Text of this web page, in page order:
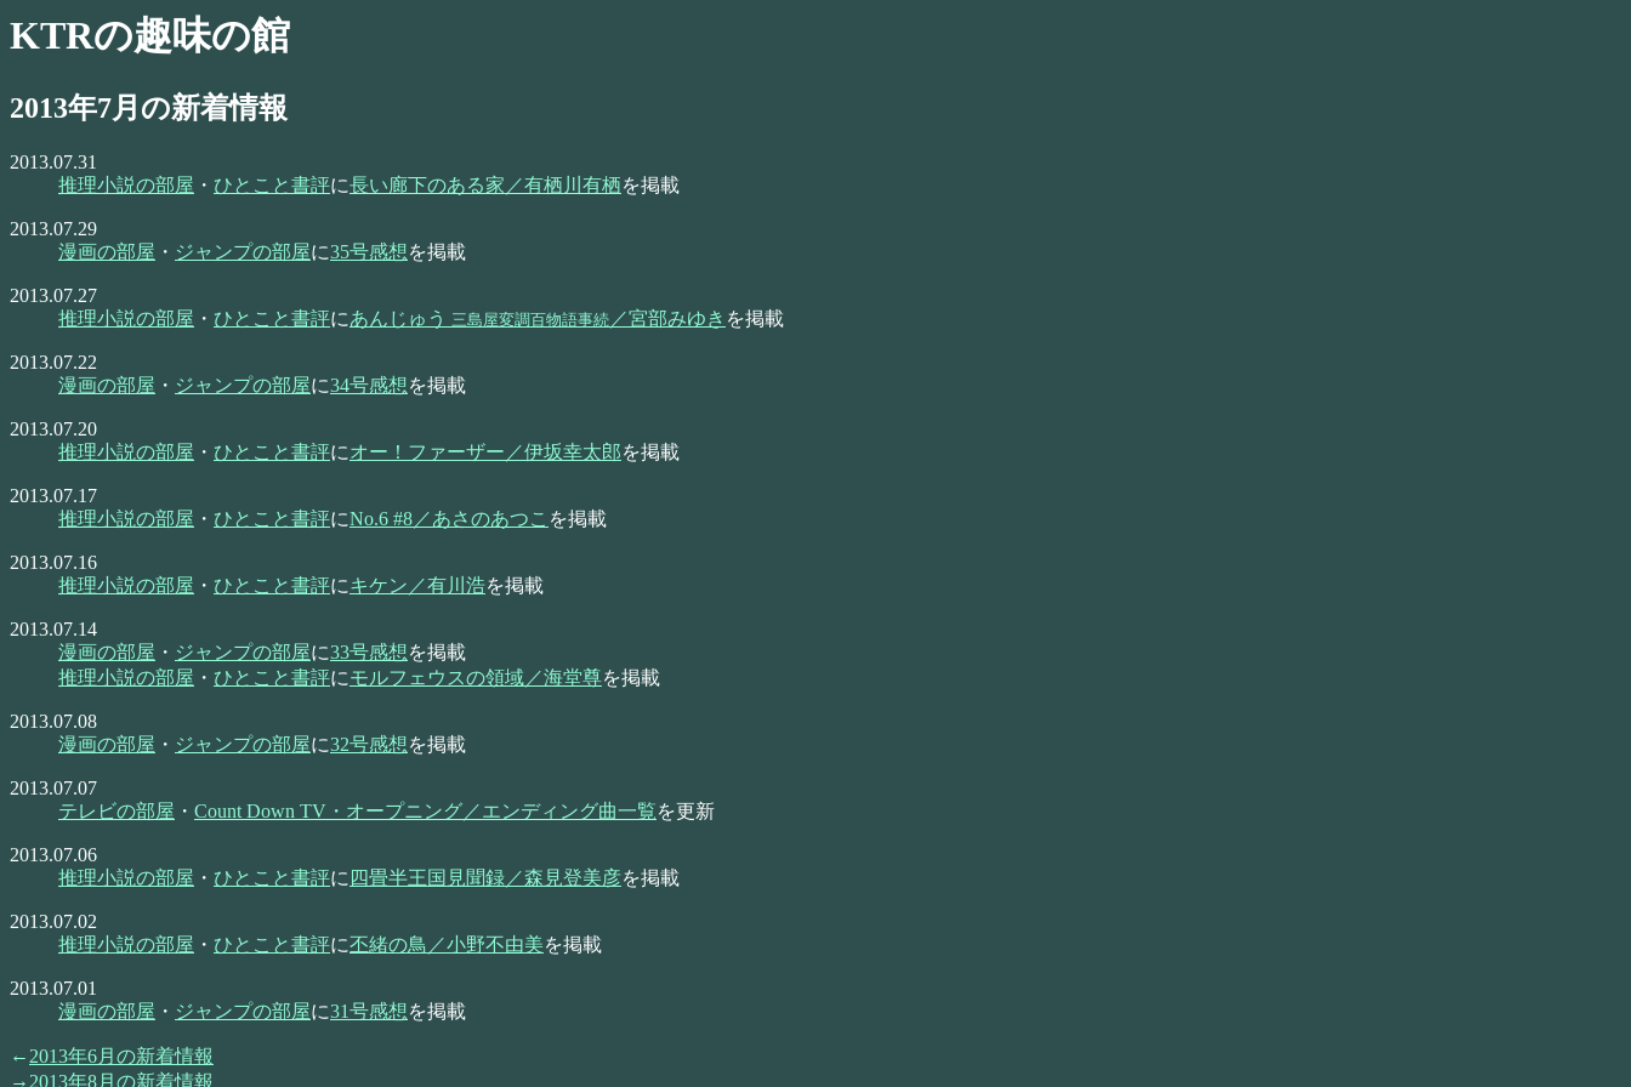
KTRの趣味の館
2013年7月の新着情報
2013.07.31
推理小説の部屋 ・ ひとこと書評に長い廊下のある家／有栖川有栖を掲載
2013.07.29
漫画の部屋 ・ ジャンプの部屋に35号感想を掲載
2013.07.27
推理小説の部屋 ・ ひとこと書評にあんじゅう 三島屋変調百物語事続 ／宮部みゆき を掲載
2013.07.22
漫画の部屋 ・ ジャンプの部屋に34号感想を掲載
2013.07.20
推理小説の部屋 ・ ひとこと書評にオー！ファーザー／伊坂幸太郎を掲載
2013.07.17
推理小説の部屋 ・ ひとこと書評にNo.6 #8／あさのあつこ を掲載
2013.07.16
推理小説の部屋 ・ ひとこと書評にキケン／有川浩を掲載
2013.07.14
漫画の部屋 ・ ジャンプの部屋に33号感想を掲載
推理小説の部屋 ・ ひとこと書評にモルフェウスの領域／海堂尊を掲載
2013.07.08
漫画の部屋 ・ ジャンプの部屋に32号感想を掲載
2013.07.07
テレビの部屋 ・ Count Down TV・オープニング／エンディング曲一覧を更新
2013.07.06
推理小説の部屋 ・ ひとこと書評に 四畳半王国見聞録／森見登美彦を掲載
2013.07.02
推理小説の部屋 ・ ひとこと書評に丕緒の鳥／小野不由美を掲載
2013.07.01
漫画の部屋 ・ ジャンプの部屋に31号感想を掲載
2013年6月の新着情報
2013年8月の新着情報